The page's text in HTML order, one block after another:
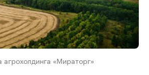
«Мираторг»